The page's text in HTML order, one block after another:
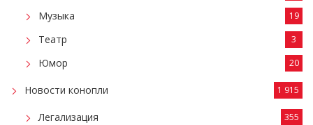
Музыка 19
Театр 3
Юмор 20
Новости конопли 1 915
Легализация 355